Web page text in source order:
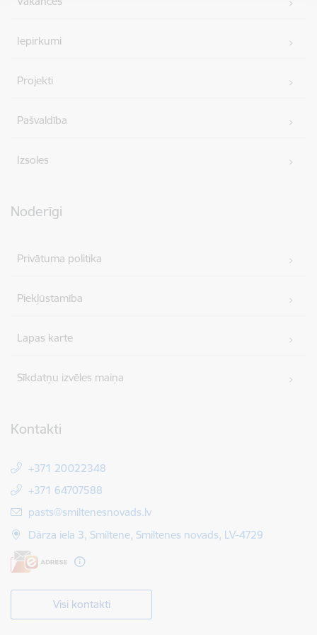
Iepirkumi
Projekti
Pašvaldība
Izsoles
Noderīgi
Privātuma politika
Piekļūstamība
Lapas karte
Sīkdatņu izvēles maiņa
Kontakti
+371 20022348
+371 64707588
E-pasts:
pasts@smiltenesnovads.lv
Dārza iela 3, Smiltene, Smiltenes novads, LV-4729
Visi kontakti